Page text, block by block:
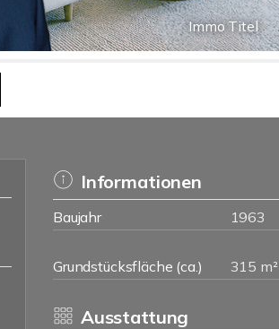
Immo Titel
Informationen
Baujahr 1963
Grundstücksfläche (ca.) 315 m²
Ausstattung